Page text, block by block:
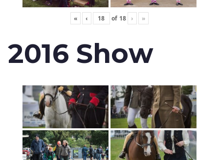
« ‹ of 18 › »
2016 Show